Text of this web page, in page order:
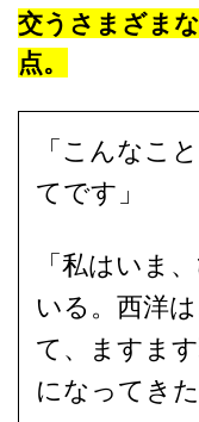
交うさまざま
点。
「こんなこ
てです」
「私はいま
いる。西洋
て、ますま
になってきた